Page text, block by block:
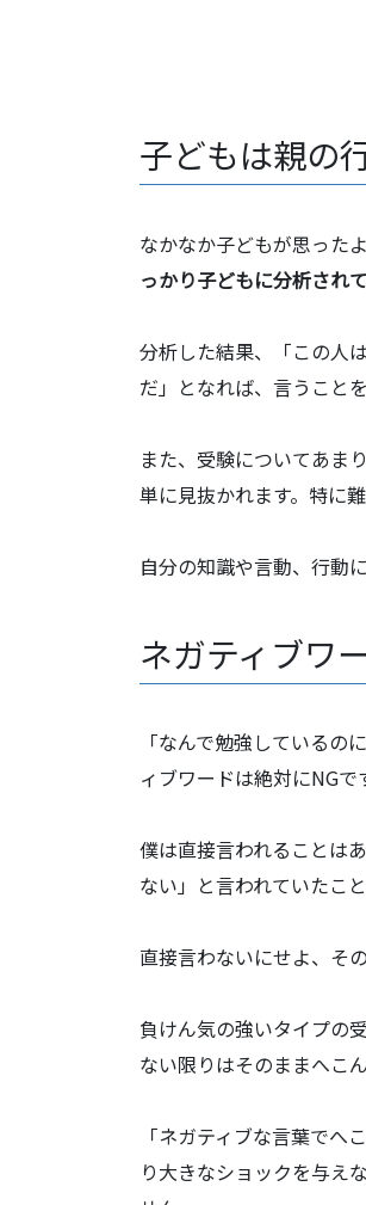
子どもは親の
なかなか子どもが思った
っかり子どもに分析され
分析した結果、「この人
だ」となれば、言うこと
また、受験についてあま
単に見抜かれます。特に
自分の知識や言動、行動
ネガティブワ
「なんで勉強している
ィブワードは絶対にNGで
僕は直接言われることは
ない」と言われていたこ
直接言わないにせよ、そ
負けん気の強いタイプの
ない限りはそのままへこ
「ネガティブな言葉で
り大きなショックを与え